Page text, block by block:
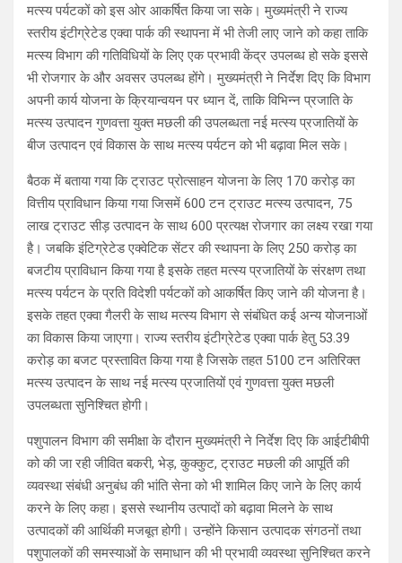
मत्स्य पर्यटकों को इस ओर आकर्षित किया जा सके। मुख्यमंत्री ने राज्य
स्तरीय इंटीग्रेटेड एक्वा पार्क की स्थापना में भी तेजी लाए जाने को कहा ताकि
मत्स्य विभाग की गतिविधियों के लिए एक प्रभावी केंद्र उपलब्ध हो सके इससे
भी रोजगार के और अवसर उपलब्ध होंगे। मुख्यमंत्री ने निर्देश दिए कि विभाग
अपनी कार्य योजना के क्रियान्वयन पर ध्यान दें, ताकि विभिन्न प्रजाति के
मत्स्य उत्पादन गुणवत्ता युक्त मछली की उपलब्धता नई मत्स्य प्रजातियों के
बीज उत्पादन एवं विकास के साथ मत्स्य पर्यटन को भी बढ़ावा मिल सके।
बैठक में बताया गया कि ट्राउट प्रोत्साहन योजना के लिए 170 करोड़ का
वित्तीय प्राविधान किया गया जिसमें 600 टन ट्राउट मत्स्य उत्पादन, 75
लाख ट्राउट सीड़ उत्पादन के साथ 600 प्रत्यक्ष रोजगार का लक्ष्य रखा गया
है। जबकि इंटिग्रेटेड एक्वेटिक सेंटर की स्थापना के लिए 250 करोड़ का
बजटीय प्राविधान किया गया है इसके तहत मत्स्य प्रजातियों के संरक्षण तथा
मत्स्य पर्यटन के प्रति विदेशी पर्यटकों को आकर्षित किए जाने की योजना है।
इसके तहत एक्वा गैलरी के साथ मत्स्य विभाग से संबंधित कई अन्य योजनाओं
का विकास किया जाएगा। राज्य स्तरीय इंटीग्रेटेड एक्वा पार्क हेतु 53.39
करोड़ का बजट प्रस्तावित किया गया है जिसके तहत 5100 टन अतिरिक्त
मत्स्य उत्पादन के साथ नई मत्स्य प्रजातियों एवं गुणवत्ता युक्त मछली
उपलब्धता सुनिश्चित होगी।
पशुपालन विभाग की समीक्षा के दौरान मुख्यमंत्री ने निर्देश दिए कि आईटीबीपी
को की जा रही जीवित बकरी, भेड़, कुक्कुट, ट्राउट मछली की आपूर्ति की
व्यवस्था संबंधी अनुबंध की भांति सेना को भी शामिल किए जाने के लिए कार्य
करने के लिए कहा। इससे स्थानीय उत्पादों को बढ़ावा मिलने के साथ
उत्पादकों की आर्थिकी मजबूत होगी। उन्होंने किसान उत्पादक संगठनों तथा
पशुपालकों की समस्याओं के समाधान की भी प्रभावी व्यवस्था सुनिश्चित करने